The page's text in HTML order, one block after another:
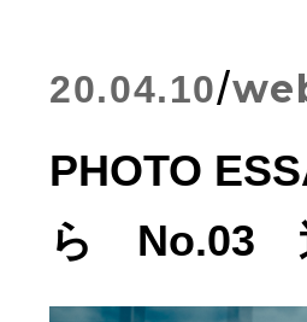
20.04.10/
PHOTO
ら No.03